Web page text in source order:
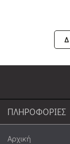
ΠΛΗΡΟΦΟΡΙΕΣ
Αρχική